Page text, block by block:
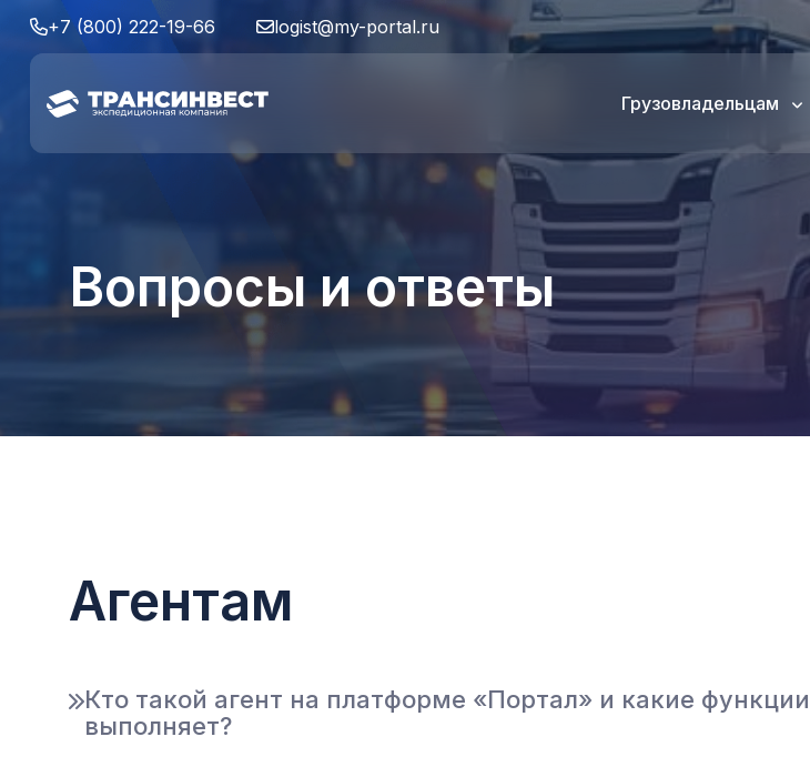
+7 (800) 222-19-66 logist@my-portal.ru
Грузовладельцам
Вопросы и ответы
Агентам
Кто такой агент на платформе «Портал» и какие
выполняет?